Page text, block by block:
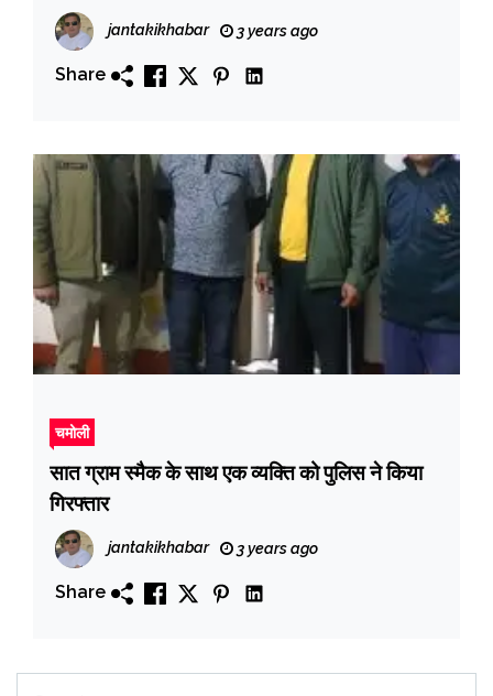
jantakikhabar 3 years ago
Share
चमोली
सात ग्राम स्मैक के साथ एक व्यक्ति को पुलिस ने किया
गिरफ्तार
jantakikhabar 3 years ago
Share